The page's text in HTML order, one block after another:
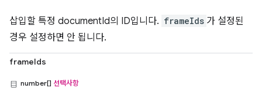
삽입할 특정 documentId의 ID입니다. frameIds 가 설정된
경우 설정하면 안 됩니다.
frameIds
number[] 선택사항